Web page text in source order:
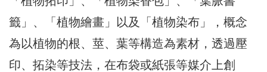
籤」、「植物繪畫」以及「植物染布」，概念
為以植物的根、莖、葉等構造為素材，透過壓
印、拓染等技法，在布袋或紙張等媒介上創